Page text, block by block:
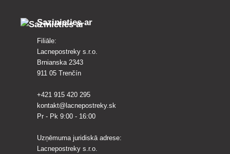
Sazinieties ar
Filiāle:
Lacnepostreky s.r.o.
Brnianska 2343
911 05 Trenčín
+421 915 420 295
kontakt@lacnepostreky.sk
Pr - Pk 9:00 - 16:00
Uzņēmuma juridiskā adrese:
Lacnepostreky s.r.o.